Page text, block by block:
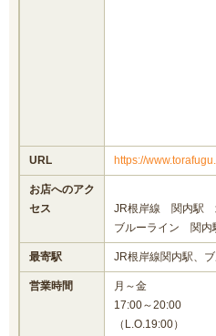
URL https://
お店へのアク
セス
JR根岸線 関内駅
ブルーライン 関
最寄駅 JR根岸線関内駅、
営業時間
月～金
17:00～20:00
（L.O.19:00）